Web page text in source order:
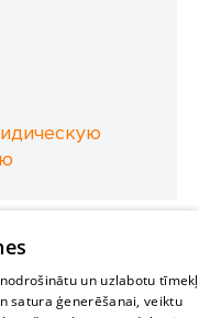
un uzlabotu
satura ģenerēšanai, veiktu